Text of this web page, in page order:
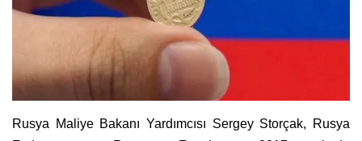
Rusya Maliye Bakanı Yardımcısı Sergey Storçak, Rusya